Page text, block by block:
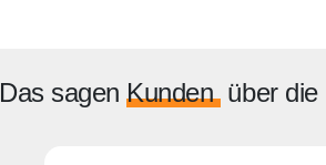
Das sagenKundenüber die